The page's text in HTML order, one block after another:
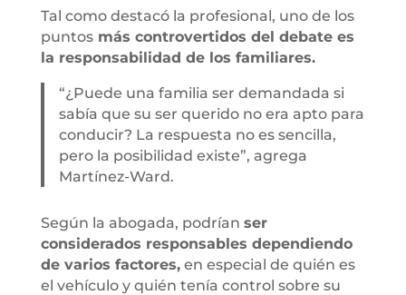
Tal como destacó la profesional, uno de los
puntosmás controvertidos del debate es
la responsabilidad de los familiares.
“¿Puede una familia ser demandada si
sabía que su ser querido no era apto para
conducir? La respuesta no es sencilla,
pero la posibilidad existe”, agrega
Martínez-Ward.
Según la abogada, podrían ser
considerados responsables dependiendo
de varios factores,en especial de quién es
el vehículo y quién tenía control sobre su